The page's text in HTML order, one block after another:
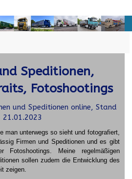
Speditionen,
Fotoshootings
und Speditionen online, Stand
21.01.2023
man unterwegs so sieht und fotografiert,
Firmen und Speditionen und es gibt
Fotoshootings.
Meine regelmäßigen
sollen zudem die Entwicklung des
zeigen.